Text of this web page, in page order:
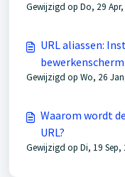
Gewijzigd op Do, 29
URL aliassen:
bewerkenscherm
Gewijzigd op Wo, 26
Waarom wordt
URL?
Gewijzigd op Di, 19 Sep,